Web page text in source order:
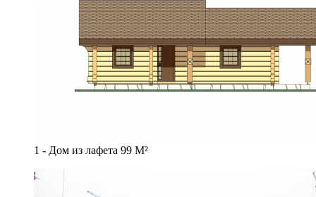
1 - Дом из лафета 99 М²